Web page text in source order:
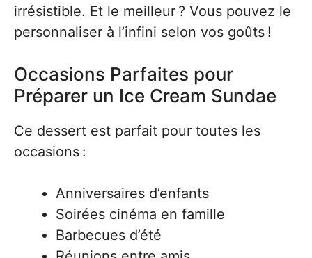
irrésistible. Et le meilleur ? Vous pouvez le
personnaliser à l’infini selon vos goûts !
Occasions Parfaites pour
Préparer un Ice Cream Sundae
Ce dessert est parfait pour toutes les
occasions :
Anniversaires d’enfants
Soirées cinéma en famille
Barbecues d’été